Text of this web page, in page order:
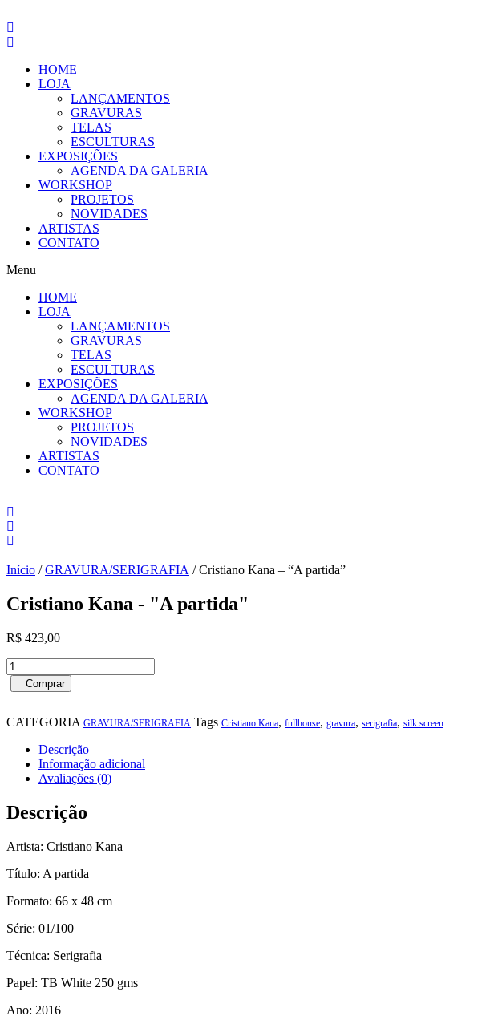
para
o
HOME
LOJA
LANÇAMENTOS
GRAVURAS
TELAS
ESCULTURAS
EXPOSIÇÕES
AGENDA DA GALERIA
WORKSHOP
PROJETOS
NOVIDADES
ARTISTAS
CONTATO
Menu
HOME
LOJA
LANÇAMENTOS
GRAVURAS
TELAS
ESCULTURAS
EXPOSIÇÕES
AGENDA DA GALERIA
WORKSHOP
PROJETOS
NOVIDADES
ARTISTAS
CONTATO
Início /GRAVURA/SERIGRAFIA / Cristiano Kana – “A partida”
Cristiano Kana - "A partida"
R$ 423,00
Cristiano
Kana
partida"
Comprar
CATEGORIA GRAVURA/SERIGRAFIA Tags Cristiano Kana, fullhouse, gravura, serigrafia, silk screen
Descrição
Informação adicional
Avaliações (0)
Descrição
Artista: Cristiano Kana
Título: A partida
Formato: 66 x 48 cm
Série: 01/100
Técnica: Serigrafia
Papel: TB White 250 gms
Ano: 2016